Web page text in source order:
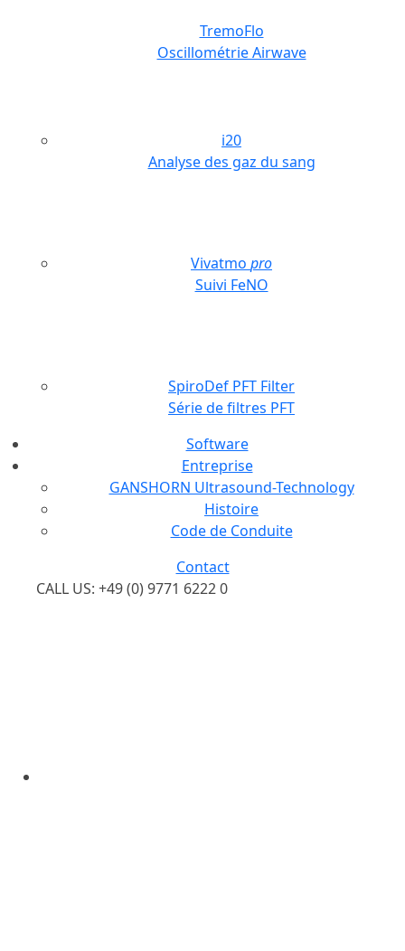
TremoFlo
Oscillométrie Airwave
i20
Analyse des gaz du sang
Vivatmo pro
Suivi FeNO
SpiroDef PFT Filter
Série de filtres PFT
Software
Entreprise
GANSHORN Ultrasound-Technology
Histoire
Code de Conduite
Contact
CALL US: +49 (0) 9771 6222 0